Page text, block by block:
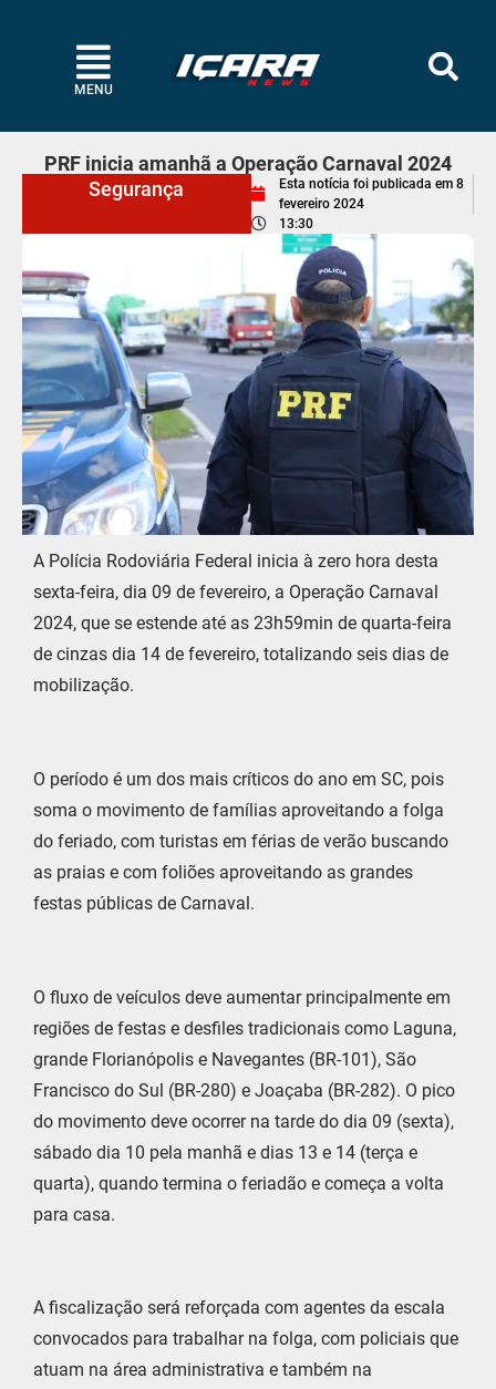
MENU
PRF inicia amanhã a Operação Carnaval 2024
Segurança
Esta notícia foi publicada em 8
fevereiro 2024
13:30
A Polícia Rodoviária Federal inicia à zero hora desta
sexta-feira, dia 09 de fevereiro, a Operação Carnaval
2024, que se estende até as 23h59min de quarta-feira
de cinzas dia 14 de fevereiro, totalizando seis dias de
mobilização.
O período é um dos mais críticos do ano em SC, pois
soma o movimento de famílias aproveitando a folga
do feriado, com turistas em férias de verão buscando
as praias e com foliões aproveitando as grandes
festas públicas de Carnaval.
O fluxo de veículos deve aumentar principalmente em
regiões de festas e desfiles tradicionais como Laguna,
grande Florianópolis e Navegantes (BR-101), São
Francisco do Sul (BR-280) e Joaçaba (BR-282). O pico
do movimento deve ocorrer na tarde do dia 09 (sexta),
sábado dia 10 pela manhã e dias 13 e 14 (terça e
quarta), quando termina o feriadão e começa a volta
para casa.
A fiscalização será reforçada com agentes da escala
convocados para trabalhar na folga, com policiais que
atuam na área administrativa e também na